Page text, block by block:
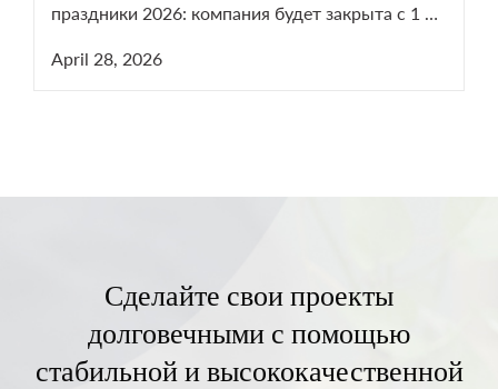
праздники 2026: компания будет закрыта с 1 по
праздников наши менеджеры остаются на
April 28, 2026
Сделайте свои проекты
долговечными с помощью
стабильной и высококачественной